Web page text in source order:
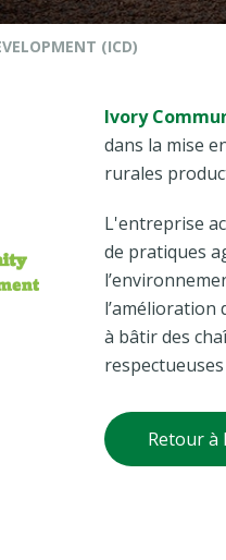
(ICD)
Ivory
dans la mise
rurales
L'entreprise
de pratiques
l’amélioration
à bâtir des
Retour à